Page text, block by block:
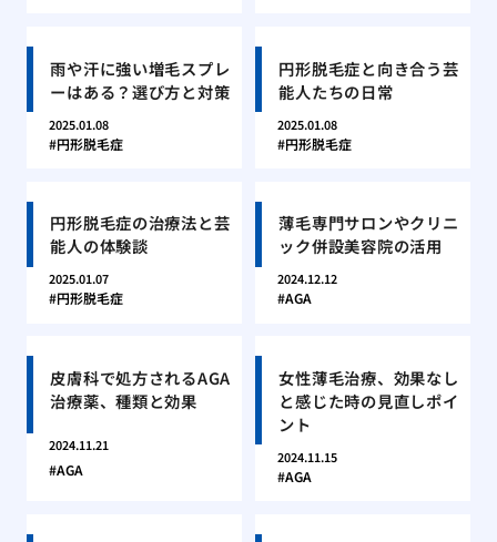
雨や汗に強い増毛スプレ
ーはある？選び方と対策
2025.01.08
円形脱毛症
円形脱毛症と向き合う芸
能人たちの日常
2025.01.08
円形脱毛症
円形脱毛症の治療法と芸
能人の体験談
2025.01.07
円形脱毛症
薄毛専門サロンやクリニ
ック併設美容院の活用
2024.12.12
AGA
皮膚科で処方されるAGA
治療薬、種類と効果
2024.11.21
AGA
女性薄毛治療、効果なし
と感じた時の見直しポイ
ント
2024.11.15
AGA